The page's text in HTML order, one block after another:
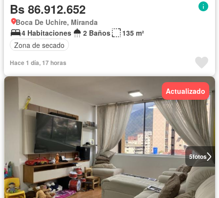
Bs 86.912.652
Boca De Uchire, Miranda
4 Habitaciones
2 Baños
135 m²
Zona de secado
Hace 1 día, 17 horas
5fotos
Actualizado